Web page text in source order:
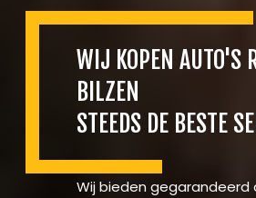
WIJ KOPEN AUTO'S
BILZEN
STEEDS DE BESTE
Wij bieden gegarandeerd